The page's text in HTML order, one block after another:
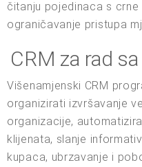
čitanju pojedinaca s
ograničavanje pristupa
CRM za rad
Višenamjenski CRM
organizirati izvršavanje
organizacije,
klijenata, slanje
kupaca, ubrzavanje i